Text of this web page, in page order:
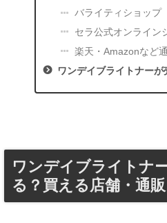
バライティショップ
セラ公式オンライン
楽天・Amazonなど
ワンデイブライトナー
ワンデイブライトナ
る？買える店舗・通販